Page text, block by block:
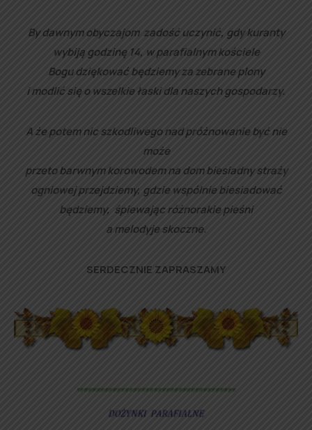
By dawnym obyczajom zadość uczynić, gdy kuranty
wybiją godzinę 14, w parafialnym kościele
Bogu dziękować będziemy za zebrane plony
i modlić się o wszelkie łaski dla naszych gospodarzy.
A że potem nic szkodliwego nad próżnowanie być nie
może
przeto barwnym korowodem na dom biesiadny straży
ogniowej przejdziemy, gdzie wspólnie biesiadować
będziemy, śpiewając różnorakie pieśni
a melodyje skoczne.
SERDECZNIE ZAPRASZAMY